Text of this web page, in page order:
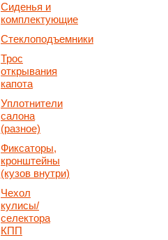
Сиденья и
комплектующие
Стеклоподъемники
Трос
открывания
капота
Уплотнители
салона
(разное)
Фиксаторы,
кронштейны
(кузов внутри)
Чехол
кулисы/
селектора
КПП